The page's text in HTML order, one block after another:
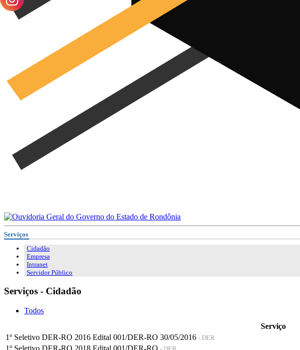
Serviços
Cidadão
Empresa
Intranet
Servidor Público
Serviços - Cidadão
Todos
Serviço
1º Seletivo DER-RO 2016 Edital 001/DER-RO 30/05/2016 - DER
1º Seletivo DER-RO 2018 Edital 001/DER-RO